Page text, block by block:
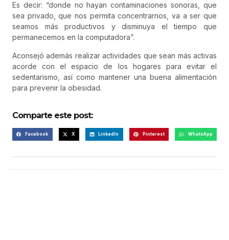
Es decir: “donde no hayan contaminaciones sonoras, que
sea privado, que nos permita concentrarnos, va a ser que
seamos más productivos y disminuya el tiempo que
permanecemos en la computadora”.
Aconsejó además realizar actividades que sean más activas
acorde con el espacio de los hogares para evitar el
sedentarismo, así como mantener una buena alimentación
para prevenir la obesidad.
Comparte este post:
Facebook X LinkedIn Pinterest WhatsApp